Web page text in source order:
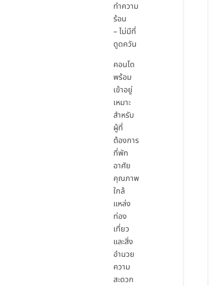
ทำความ
ร้อน
– ไม่มีที่
ดูดควัน
คอนโด
พร้อม
เข้าอยู่
เหมาะ
สำหรับ
ผู้ที่
ต้องการ
ที่พัก
อาศัย
คุณภาพ
ใกล้
แหล่ง
ท่อง
เที่ยว
และสิ่ง
อำนวย
ความ
สะดวก